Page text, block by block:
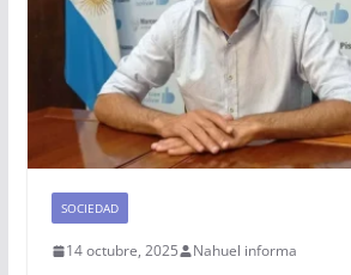
SOCIEDAD
14 octubre, 2025 Nahuel informa